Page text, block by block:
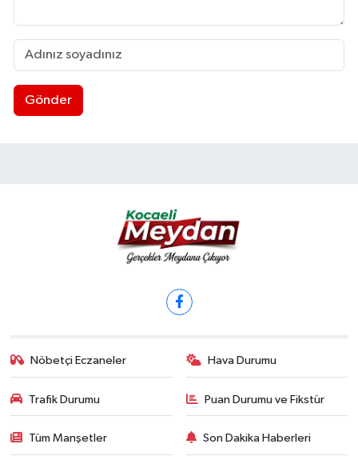
Gönder
Nöbetçi Eczaneler Hava Durumu
Trafik Durumu Puan Durumu ve Fikstür
Tüm Manşetler Son Dakika Haberleri